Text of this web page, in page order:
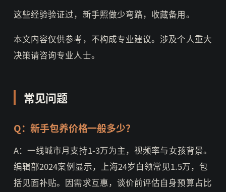
这些经验验证过，新手照做少弯路，收藏备用。
本文内容仅供参考，不构成专业建议。涉及个人重大
决策请咨询专业人士。
常见问题
Q：新手包养价格一般多少？
A：一线城市月支持1-3万为主，视频率与女孩背景。
编辑部2024案例显示，上海24岁白领常见1.5万，包
括见面补贴。因需求互惠，谈价前评估自身预算占比